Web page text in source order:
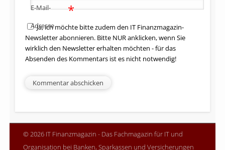
E-Mail-
Adresse
*
Ja, ich möchte bitte zudem den IT Finanzmagazin-
Newsletter abonnieren. Bitte NUR anklicken, wenn Sie
wirklich den Newsletter erhalten möchten - für das
Absenden des Kommentars ist es nicht notwendig!
© 2026 IT Finanzmagazin - Das Fachmagazin für IT und
Organisation bei Banken, Sparkassen und Versicherungen